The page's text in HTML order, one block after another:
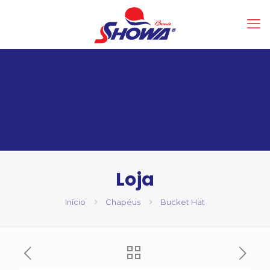
Loja
Início Chapéus Bucket Hat